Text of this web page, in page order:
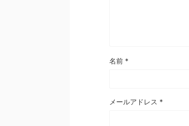
名前 *
メールアドレス *